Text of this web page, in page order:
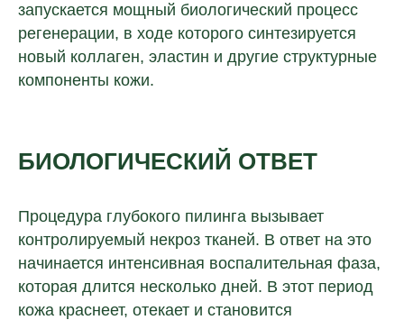
запускается мощный биологический процесс
регенерации, в ходе которого синтезируется
новый коллаген, эластин и другие структурные
компоненты кожи.
БИОЛОГИЧЕСКИЙ ОТВЕТ
Процедура глубокого пилинга вызывает
контролируемый некроз тканей. В ответ на это
начинается интенсивная воспалительная фаза,
которая длится несколько дней. В этот период
кожа краснеет, отекает и становится